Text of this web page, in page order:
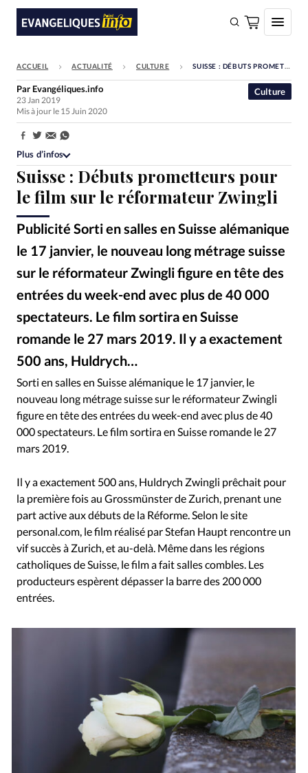
FAIRE UN DON
Faire un don
Société
Monde
Bible
Toute l'actualité
Se connecter
RUBRIQUES
Toute l'actualité Bible Culture
Economie
Eglises
Histoire Laicité
Liberté religieuse
Mission
Monde People
Société
ACCUEIL ACTUALITÉ CULTURE SUISSE : DÉBUTS PROMETTEURS POUR LE FILM SUR LE RÉFORMATEUR ZWINGLI
Suisse : Débuts prometteurs pour
le film sur le réformateur Zwingli
Publicité Sorti en salles en Suisse alémanique
le 17 janvier, le nouveau long métrage suisse
sur le réformateur Zwingli figure en tête des
entrées du week-end avec plus de 40 000
spectateurs. Le film sortira en Suisse
romande le 27 mars 2019. Il y a exactement
500 ans, Huldrych…
Culture
Par Evangéliques.info
23 Jan 2019
Mis à jour le 15 Juin 2020
Partager:
Plus d’infos
Huldrych Zwingli incarné à l'écran par Max Simonischek © PD
Sorti en salles en Suisse alémanique le 17 janvier, le
nouveau long métrage suisse sur le réformateur Zwingli
figure en tête des entrées du week-end avec plus de 40
000 spectateurs. Le film sortira en Suisse romande le 27
mars 2019.
Il y a exactement 500 ans, Huldrych Zwingli prêchait pour
la première fois au Grossmünster de Zurich, prenant une
part active aux débuts de la Réforme. Selon le site
personal.com, le film réalisé par Stefan Haupt rencontre un
vif succès à Zurich, et au-delà. Même dans les régions
catholiques de Suisse, le film a fait salles combles. Les
producteurs espèrent dépasser la barre des 200 000
entrées.